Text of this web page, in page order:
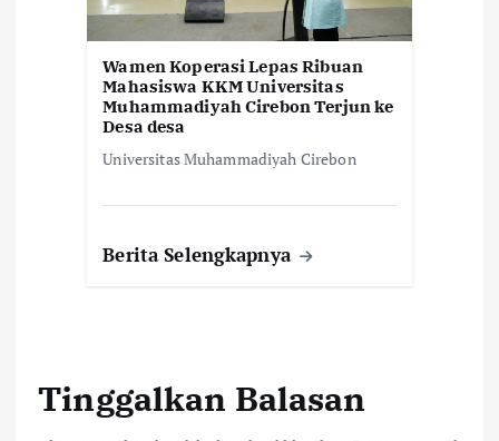
Wamen Koperasi Lepas Ribuan
Mahasiswa KKM Universitas
Muhammadiyah Cirebon Terjun ke
Desa desa
Universitas Muhammadiyah Cirebon
Berita Selengkapnya
Tinggalkan Balasan